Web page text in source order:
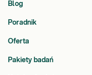
Blog
Poradnik
Oferta
Pakiety badań